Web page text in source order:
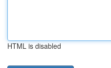
HTML is disabled